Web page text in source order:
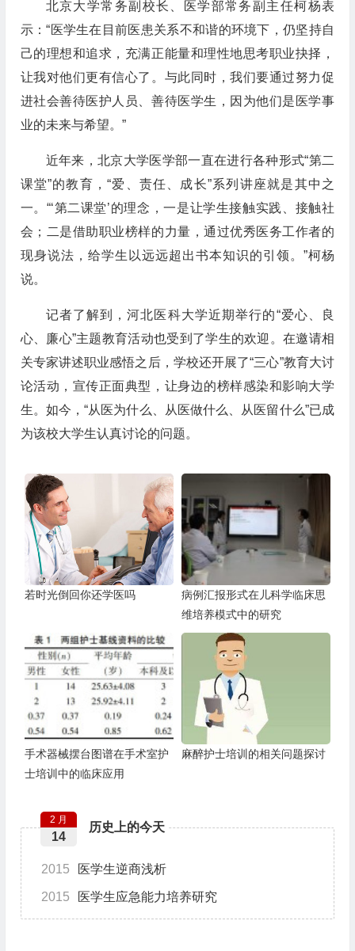
北京大学常务副校长、医学部常务副主任柯杨表
示：“医学生在目前医患关系不和谐的环境下，仍坚持自
己的理想和追求，充满正能量和理性地思考职业抉择，
让我对他们更有信心了。与此同时，我们要通过努力促
进社会善待医护人员、善待医学生，因为他们是医学事
业的未来与希望。”
近年来，北京大学医学部一直在进行各种形式“第二
课堂”的教育，“爱、责任、成长”系列讲座就是其中之
一。“‘第二课堂’的理念，一是让学生接触实践、接触社
会；二是借助职业榜样的力量，通过优秀医务工作者的
现身说法，给学生以远远超出书本知识的引领。”柯杨
说。
记者了解到，河北医科大学近期举行的“爱心、良
心、廉心”主题教育活动也受到了学生的欢迎。在邀请相
关专家讲述职业感悟之后，学校还开展了“三心”教育大讨
论活动，宣传正面典型，让身边的榜样感染和影响大学
生。如今，“从医为什么、从医做什么、从医留什么”已成
为该校大学生认真讨论的问题。
若时光倒回你还学医吗
病例汇报形式在儿科学临床思
维培养模式中的研究
手术器械摆台图谱在手术室护
士培训中的临床应用
麻醉护士培训的相关问题探讨
历史上的今天
2 月
14
2015 医学生逆商浅析
2015 医学生应急能力培养研究